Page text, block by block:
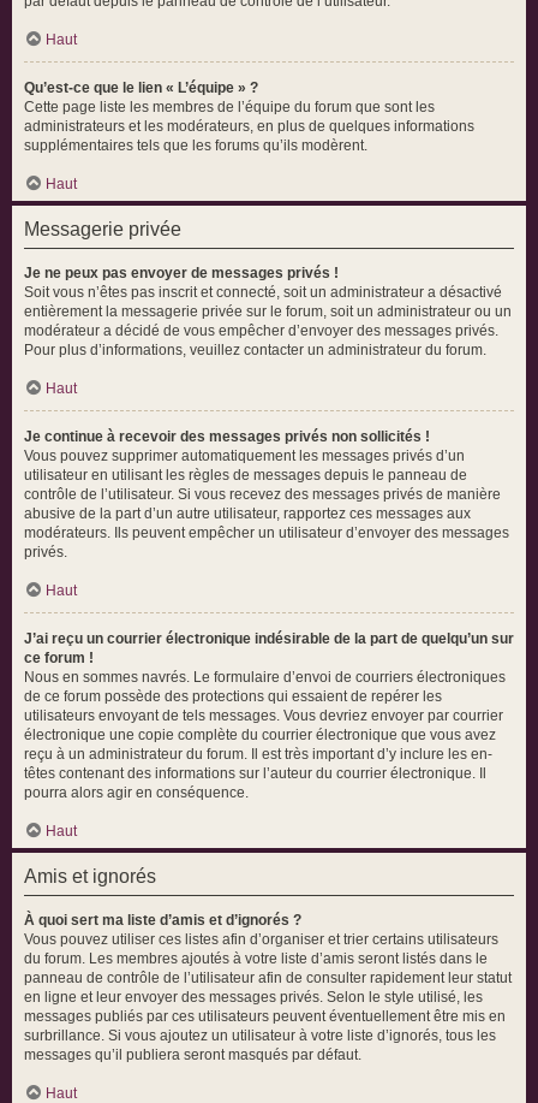
Haut
Qu’est-ce que le lien « L’équipe » ?
Cette page liste les membres de l’équipe du forum que sont les
administrateurs et les modérateurs, en plus de quelques informations
supplémentaires tels que les forums qu’ils modèrent.
Haut
Messagerie privée
Je ne peux pas envoyer de messages privés !
Soit vous n’êtes pas inscrit et connecté, soit un administrateur a désactivé
entièrement la messagerie privée sur le forum, soit un administrateur ou un
modérateur a décidé de vous empêcher d’envoyer des messages privés.
Pour plus d’informations, veuillez contacter un administrateur du forum.
Haut
Je continue à recevoir des messages privés non sollicités !
Vous pouvez supprimer automatiquement les messages privés d’un
utilisateur en utilisant les règles de messages depuis le panneau de
contrôle de l’utilisateur. Si vous recevez des messages privés de manière
abusive de la part d’un autre utilisateur, rapportez ces messages aux
modérateurs. Ils peuvent empêcher un utilisateur d’envoyer des messages
privés.
Haut
J’ai reçu un courrier électronique indésirable de la part de quelqu’un sur
ce forum !
Nous en sommes navrés. Le formulaire d’envoi de courriers électroniques
de ce forum possède des protections qui essaient de repérer les
utilisateurs envoyant de tels messages. Vous devriez envoyer par courrier
électronique une copie complète du courrier électronique que vous avez
reçu à un administrateur du forum. Il est très important d’y inclure les en-
têtes contenant des informations sur l’auteur du courrier électronique. Il
pourra alors agir en conséquence.
Haut
Amis et ignorés
À quoi sert ma liste d’amis et d’ignorés ?
Vous pouvez utiliser ces listes afin d’organiser et trier certains utilisateurs
du forum. Les membres ajoutés à votre liste d’amis seront listés dans le
panneau de contrôle de l’utilisateur afin de consulter rapidement leur statut
en ligne et leur envoyer des messages privés. Selon le style utilisé, les
messages publiés par ces utilisateurs peuvent éventuellement être mis en
surbrillance. Si vous ajoutez un utilisateur à votre liste d’ignorés, tous les
messages qu’il publiera seront masqués par défaut.
Haut